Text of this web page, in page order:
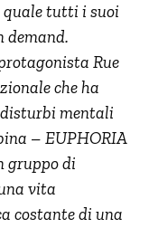
tutti i suoi
demand.
Rue
che ha
mentali
– EUPHORIA
gruppo di
vita
costante di una